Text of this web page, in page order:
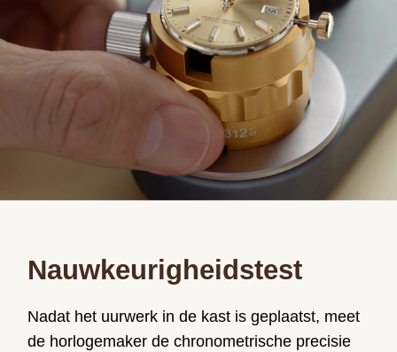
Nauwkeurigheidstest
Nadat het uurwerk in de kast is geplaatst, meet
de horlogemaker de chronometrische precisie